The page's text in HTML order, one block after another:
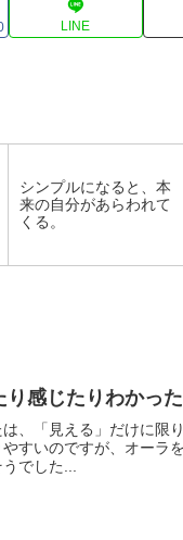
LINE
シンプルになると、本
来の自分があらわれて
くる。
り感じたりわかっ
、「見える」だけに限
すいのですが、オーラ
でした...